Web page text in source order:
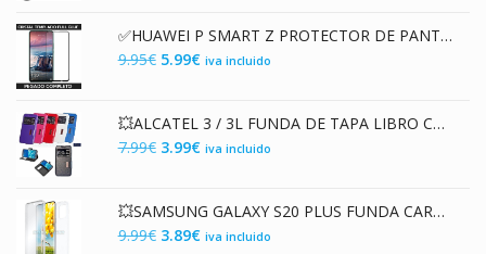
era:
9.99€.
es:
3.89€.
✅HUAWEI P SMART Z PROTECTOR DE PANTALLA DE CRISTAL TEMPLADO FULL GLUE 11D NEGRO
9.95€ El
era:
9.95€.
5.99€El
es:
5.99€.
iva incluido
💥ALCATEL 3 / 3L FUNDA DE TAPA LIBRO CON VENTANA
7.99€ El
era:
7.99€.
3.99€El
es:
3.99€.
iva incluido
💥SAMSUNG GALAXY S20 PLUS FUNDA CARCASA TRANSPARENTE DOBLE CON PROTECCION 360º
9.99€ El
3.89€Eliva incluido